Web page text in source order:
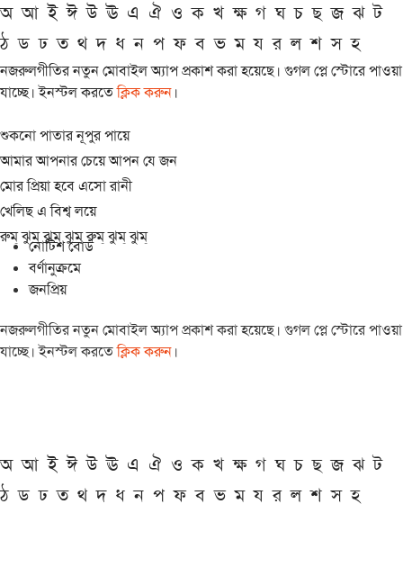
অ আ ই ঈ উ ঊ এ ঐ ও ক খ ক্ষ গ ঘ চ ছ জ ঝ ট
ঠ ড ঢ ত থ দ ধ ন প ফ ব ভ ম য র ল শ স হ
নজরুলগীতির নতুন মোবাইল অ্যাপ প্রকাশ করা হয়েছে। গুগল প্লে স্টোরে পাওয়া
যাচ্ছে। ইনস্টল করতেক্লিক করুন।
শুকনো পাতার নূপুর পায়ে
আমার আপনার চেয়ে আপন যে জন
মোর প্রিয়া হবে এসো রানী
খেলিছ এ বিশ্ব লয়ে
রুম্ ঝুম্ ঝুম্ ঝুম্ রুম্ ঝুম্ ঝুম্
নোটিশ বোর্ড
বর্ণানুক্রমে
জনপ্রিয়
নজরুলগীতির নতুন মোবাইল অ্যাপ প্রকাশ করা হয়েছে। গুগল প্লে স্টোরে পাওয়া
যাচ্ছে। ইনস্টল করতেক্লিক করুন।
অ আ ই ঈ উ ঊ এ ঐ ও ক খ ক্ষ গ ঘ চ ছ জ ঝ ট
ঠ ড ঢ ত থ দ ধ ন প ফ ব ভ ম য র ল শ স হ